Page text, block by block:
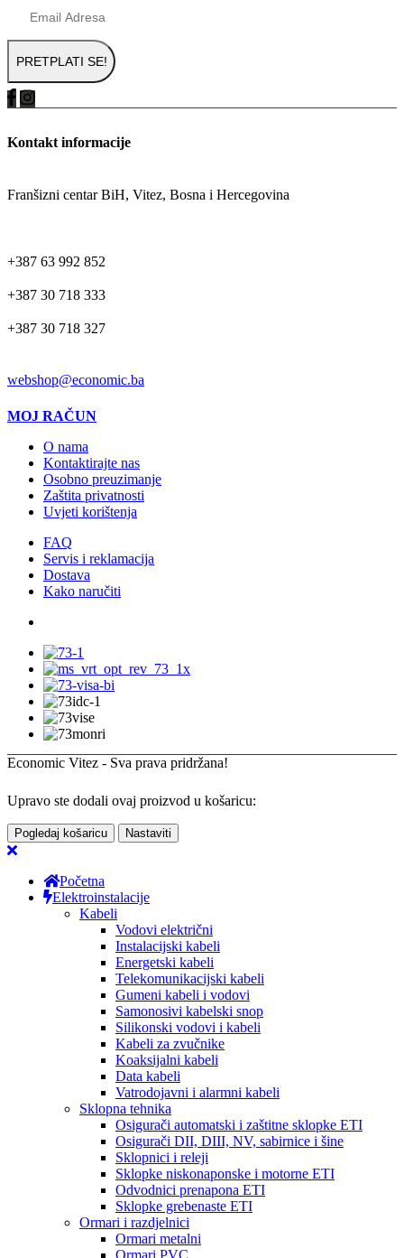
Kontakt informacije
Franšizni centar BiH, Vitez, Bosna i Hercegovina
+387 63 992 852
+387 30 718 333
+387 30 718 327
webshop@economic.ba
MOJ RAČUN
O nama
Kontaktirajte nas
Osobno preuzimanje
Zaštita privatnosti
Uvjeti korištenja
FAQ
Servis i reklamacija
Dostava
Kako naručiti
Economic Vitez - Sva prava pridržana!
Upravo ste dodali ovaj proizvod u košaricu:
Pogledaj košaricu Nastaviti
Početna
Elektroinstalacije
Kabeli
Vodovi električni
Instalacijski kabeli
Energetski kabeli
Telekomunikacijski kabeli
Gumeni kabeli i vodovi
Samonosivi kabelski snop
Silikonski vodovi i kabeli
Kabeli za zvučnike
Koaksijalni kabeli
Data kabeli
Vatrodojavni i alarmni kabeli
Sklopna tehnika
Osigurači automatski i zaštitne sklopke ETI
Osigurači DII, DIII, NV, sabirnice i šine
Sklopnici i releji
Sklopke niskonaponske i motorne ETI
Odvodnici prenapona ETI
Sklopke grebenaste ETI
Ormari i razdjelnici
Ormari metalni